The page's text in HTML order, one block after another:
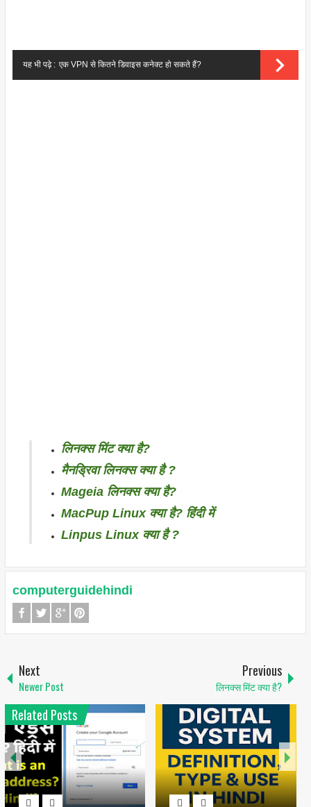
यह भी पढ़े : एक VPN से कितने डिवाइस कनेक्ट हो सकते हैं?
लिनक्स मिंट क्या है?
मैनड्रिवा लिनक्स क्या है ?
Mageia लिनक्स क्या है?
MacPup Linux क्या है? हिंदी में
Linpus Linux क्या है ?
computerguidehindi
Next
Newer Post
Previous
लिनक्स मिंट क्या है?
Related Posts 1